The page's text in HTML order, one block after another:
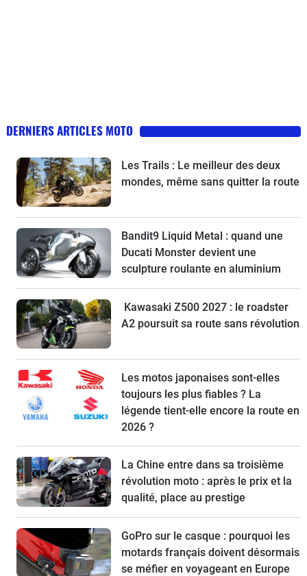
DERNIERS ARTICLES MOTO
Les Trails : Le meilleur des deux
mondes, même sans quitter la route
Bandit9 Liquid Metal : quand une
Ducati Monster devient une
sculpture roulante en aluminium
Kawasaki Z500 2027 : le roadster
A2 poursuit sa route sans révolution
Les motos japonaises sont-elles
toujours les plus fiables ? La
légende tient-elle encore la route en
2026 ?
La Chine entre dans sa troisième
révolution moto : après le prix et la
qualité, place au prestige
GoPro sur le casque : pourquoi les
motards français doivent désormais
se méfier en voyageant en Europe